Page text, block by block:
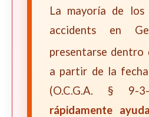
La mayoría de los
accidents en
presentarse dentro
a partir de la
(O.C.G.A. § 9-
rápidamente